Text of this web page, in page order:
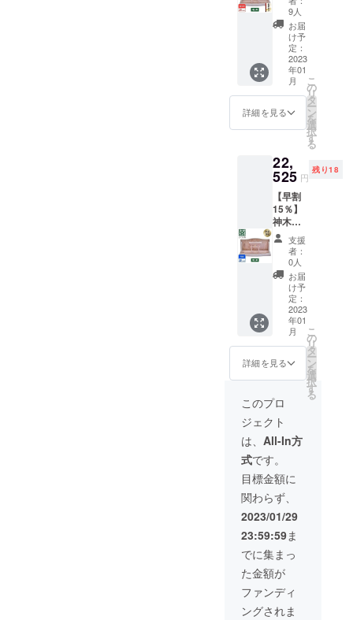
時期が
遅れる
場合、
早急に
ご連絡
致しま
す。
容】 ■
神木屋
久杉・
神明鳥
居（ス
タン
ダー
ド） ×
１社 ※
時期が
遅れる
場合、
早急に
ご連絡
致しま
す。
明神鳥
居（ス
タン
ダー
ド） 15
社限定
★提供
付き★
割引
25%OF
F コー
26,500
円
（税・
送料
込） →
19,875
円
（税・
送料
込）
【内
容】 ■
神木屋
久杉・
明神鳥
居（ス
タン
１社
&【特
典】水
晶和紙
の雲字
×１個 ※
製造状
況によ
り出荷
時期が
遅れる
場合、
早急に
ご連絡
致しま
す。
9人
お届
け予
定：
2023
年01
月
詳細を見る
こ
の
リ
タ
ー
ン
を
選
択
す
る
22,
525 円
残り18
【早割
15％】
神木屋
久杉・
明神鳥
居 （ス
タン
ダー
ド）18
社限定
割引
15%OF
F コー
ス 定価
26,500
円
（税・
送料
込） →
22,525
円
（税・
送料
込）
【内
容】 ■
神木屋
久杉・
明神鳥
居（ス
タン
ダー
ド） ×
１社 ※
支援
者：
0人
お届
け予
定：
2023
年01
月
詳細を見る
こ
の
リ
タ
ー
ン
を
選
択
す
る
このプロ
ジェクト
は、 All-In方
式です。
目標金額に
関わらず、
2023/01/29
23:59:59ま
でに集まっ
た金額が
ファンディ
ングされま